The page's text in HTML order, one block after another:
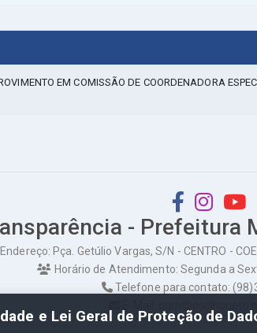
EM COMISSÃO DE COORDENADORA
- Prefeitura
Endereço: Pça. Getúlio Vargas, S/N - CENTRO -
Horário de Atendimento: Segunda a
Telefone para contato:
e Lei Geral de Proteção de